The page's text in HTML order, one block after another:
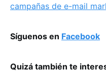
campañas de e-mail
Síguenos en Facebook
Quizá también te